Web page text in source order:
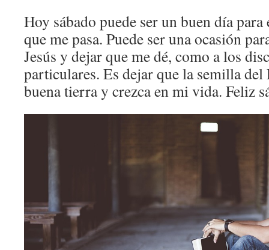
Hoy sábado puede ser un buen día
que me pasa. Puede ser una ocasión
Jesús y dejar que me dé, como a los
particulares. Es dejar que la semilla
buena tierra y crezca en mi vida. Feliz